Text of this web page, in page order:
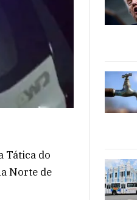
Tática do
Norte de